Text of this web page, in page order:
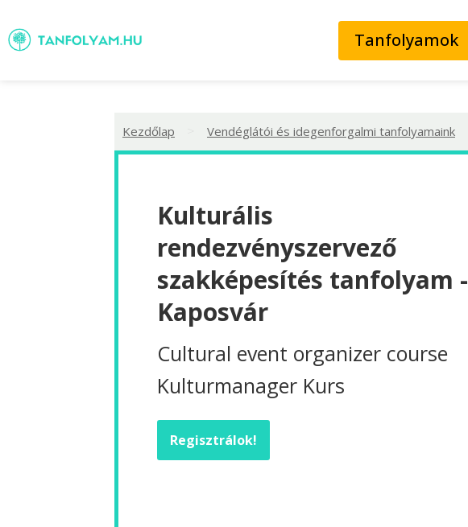
Tanfolyamok
Kezdőlap Vendéglátói és idegenforgalmi tanfolyamaink
Kulturális
rendezvényszervező
szakképesítés tanfolyam -
Kaposvár
Cultural event organizer course
Kulturmanager Kurs
Regisztrálok!